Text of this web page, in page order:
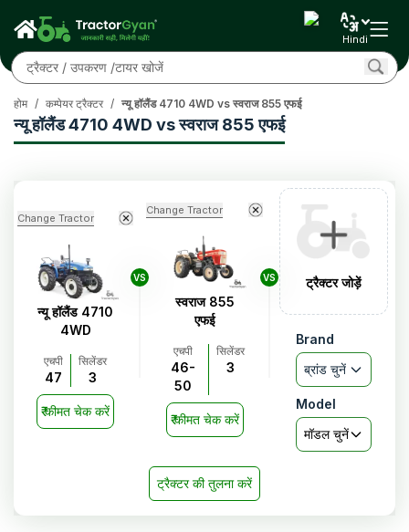
Hindi
न्यू हॉलैंड 4710 4WD vs स्वराज 855 एफई
होम / कम्पेयर ट्रैक्टर / न्यू हॉलैंड 4710 4WD vs स्वराज 855 एफई
Change Tractor
न्यू हॉलैंड 4710
4WD
एचपी
47
सिलेंडर
3
₹कीमत चेक करें
VS
Change Tractor
स्वराज 855
एफई
एचपी
46-
50
सिलेंडर
3
₹कीमत चेक करें
VS ट्रैक्टर जोड़ें
Brand
ब्रांड चुनें
Model
मॉडल चुनें
ट्रैक्टर की तुलना करें